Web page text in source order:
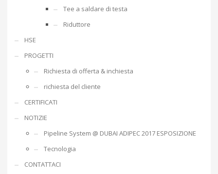
Tee a saldare di testa
Riduttore
HSE
PROGETTI
Richiesta di offerta & inchiesta
richiesta del cliente
CERTIFICATI
NOTIZIE
Pipeline System @ DUBAI ADIPEC 2017 ESPOSIZIONE
Tecnologia
CONTATTACI